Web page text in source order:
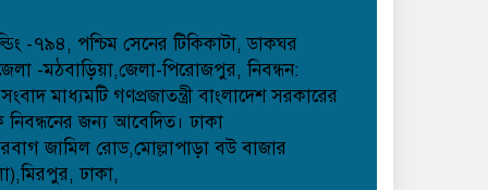
-৭৯৪, পশ্চিম সেনের টিকিকাটা, ডাকঘর
-মঠবাড়িয়া,জেলা-পিরোজপুর, নিবন্ধন:
মাধ্যমটি গণপ্রজাতন্ত্রী বাংলাদেশ সরকারের
নিবন্ধনের জন্য আবেদিত। ঢাকা
জামিল রোড,মোল্লাপাড়া বউ বাজার
ঢাকা,